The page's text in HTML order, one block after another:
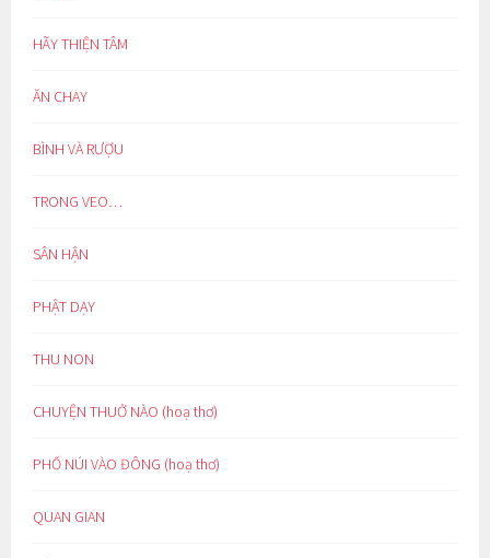
HÃY THIỆN TÂM
ĂN CHAY
BÌNH VÀ RƯỢU
TRONG VEO…
SÂN HẬN
PHẬT DẠY
THU NON
CHUYỆN THUỞ NÀO (hoạ thơ)
PHỐ NÚI VÀO ĐÔNG (hoạ thơ)
QUAN GIAN